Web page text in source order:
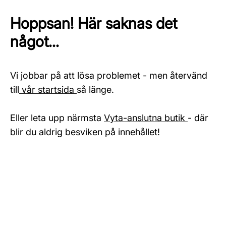
Hoppsan! Här saknas det
något...
Vi jobbar på att lösa problemet - men återvänd
till vår startsida så länge.
Eller leta upp närmsta Vyta-anslutna butik - där
blir du aldrig besviken på innehållet!